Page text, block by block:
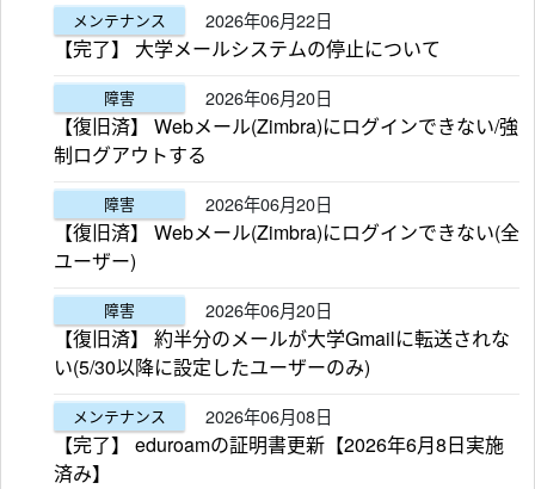
メンテナンス 2026年06月22日
【完了】 大学メールシステムの停止について
障害 2026年06月20日
【復旧済】 Webメール(Zimbra)にログインできない/強
制ログアウトする
障害 2026年06月20日
【復旧済】 Webメール(Zimbra)にログインできない(全
ユーザー)
障害 2026年06月20日
【復旧済】 約半分のメールが大学Gmailに転送されな
い(5/30以降に設定したユーザーのみ)
メンテナンス 2026年06月08日
【完了】 eduroamの証明書更新【2026年6月8日実施
済み】